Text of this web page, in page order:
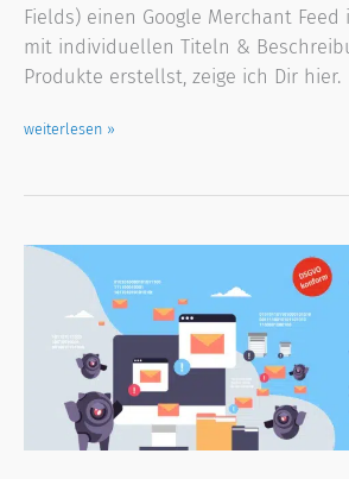
Fields) einen Google Merchant Feed
mit individuellen Titeln &
Produkte erstellst, zeige ich Dir hier.
weiterlesen »
Elementor
Formulare
konform